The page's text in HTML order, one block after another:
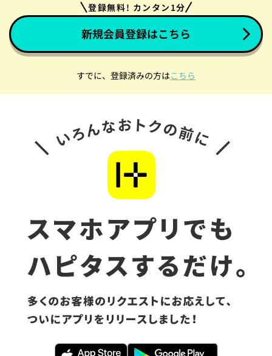
登録無料! カンタン1分
新規会員登録はこちら
すでに、登録済みの方はこちら